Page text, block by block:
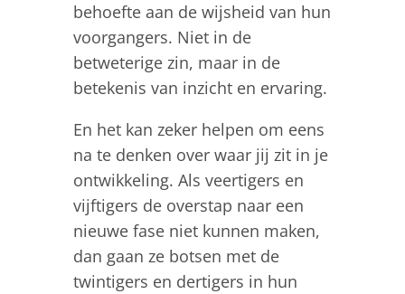
behoefte aan de wijsheid van hun
voorgangers. Niet in de
betweterige zin, maar in de
betekenis van inzicht en ervaring.
En het kan zeker helpen om eens
na te denken over waar jij zit in je
ontwikkeling. Als veertigers en
vijftigers de overstap naar een
nieuwe fase niet kunnen maken,
dan gaan ze botsen met de
twintigers en dertigers in hun